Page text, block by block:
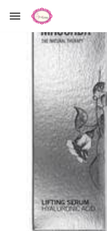
Toggle navigation